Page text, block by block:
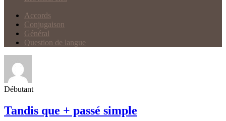
Accords
Conjugaison
Général
Question de langue
Débutant
Tandis que + passé simple